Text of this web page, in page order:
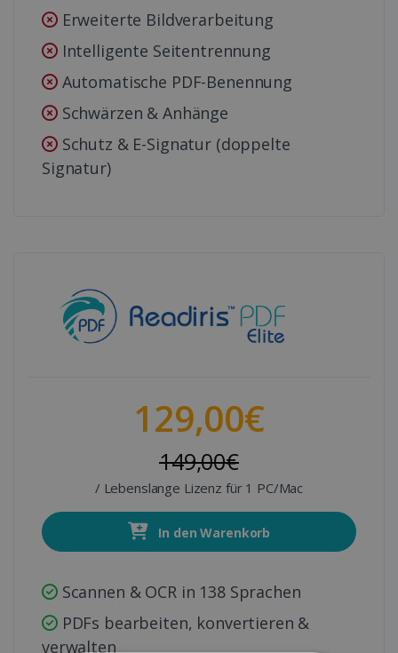
Erweiterte Bildverarbeitung
Intelligente Seitentrennung
Automatische PDF-Benennung
Schwärzen & Anhänge
Schutz & E-Signatur (doppelte
Signatur)
129,00€
149,00€
/ Lebenslange Lizenz für 1 PC/Mac
In den Warenkorb
Scannen & OCR in 138 Sprachen
PDFs bearbeiten, konvertieren &
verwalten